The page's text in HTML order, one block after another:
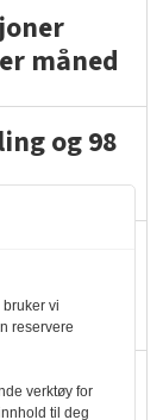
måned
og 98
større
vi
reservere
verktøy for
til deg